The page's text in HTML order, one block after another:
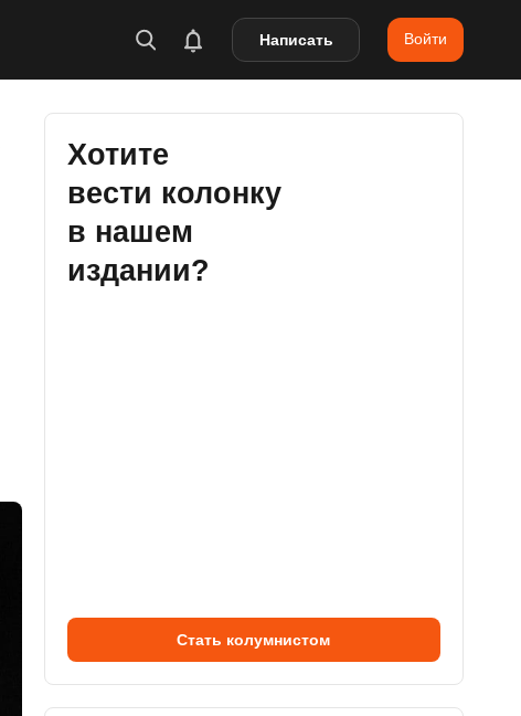
Написать Войти
Хотите
вести колонку
в нашем
издании?
Стать колумнистом